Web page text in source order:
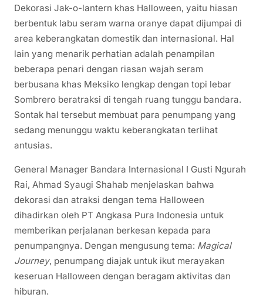
Dekorasi Jak-o-lantern khas Halloween, yaitu hiasan
berbentuk labu seram warna oranye dapat dijumpai di
area keberangkatan domestik dan internasional. Hal
lain yang menarik perhatian adalah penampilan
beberapa penari dengan riasan wajah seram
berbusana khas Meksiko lengkap dengan topi lebar
Sombrero beratraksi di tengah ruang tunggu bandara.
Sontak hal tersebut membuat para penumpang yang
sedang menunggu waktu keberangkatan terlihat
antusias.
General Manager Bandara Internasional I Gusti Ngurah
Rai, Ahmad Syaugi Shahab menjelaskan bahwa
dekorasi dan atraksi dengan tema Halloween
dihadirkan oleh PT Angkasa Pura Indonesia untuk
memberikan perjalanan berkesan kepada para
penumpangnya. Dengan mengusung tema: Magical
Journey, penumpang diajak untuk ikut merayakan
keseruan Halloween dengan beragam aktivitas dan
hiburan.